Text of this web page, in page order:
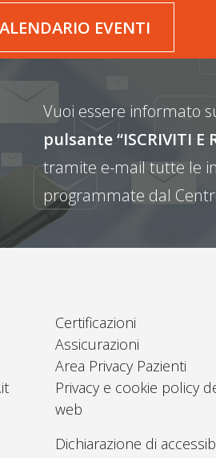
EVENTI
Vuoi essere informato
pulsante “ISCRIVITI E
tramite e-mail tutte le
programmate dal
Certificazioni
Assicurazioni
Area Privacy Pazienti
Privacy e cookie policy
web
Dichiarazione di